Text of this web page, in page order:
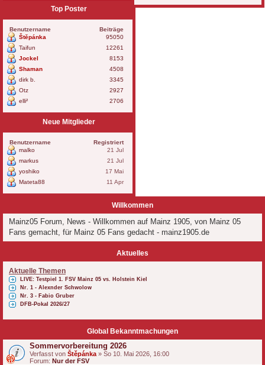
Willkommen
Mainz05 Forum, News - Willkommen auf Mainz 1905, von Mainz 05
Fans gemacht, für Mainz 05 Fans gedacht - mainz1905.de
Aktuelles
Aktuelle Themen
LIVE: Testpiel 1. FSV Mainz 05 vs. Holstein Kiel
Nr. 1 - Alexnder Schwolow
Nr. 3 - Fabio Gruber
DFB-Pokal 2026/27
Global Bekanntmachungen
Sommervorbereitung 2026
Verfasst von Štěpánka » So 10. Mai 2026, 16:00
Forum: Nur der FSV
Top Poster
Benutzername
Beiträge
Štěpánka
95050
Taifun
12261
Jockel
8153
Shaman
4508
dirk b.
3345
Otz
2927
elli²
2706
Neue Mitglieder
Benutzername
Registriert
malko
21 Jul
markus
21 Jul
yoshiko
17 Mai
Mateta88
11 Apr